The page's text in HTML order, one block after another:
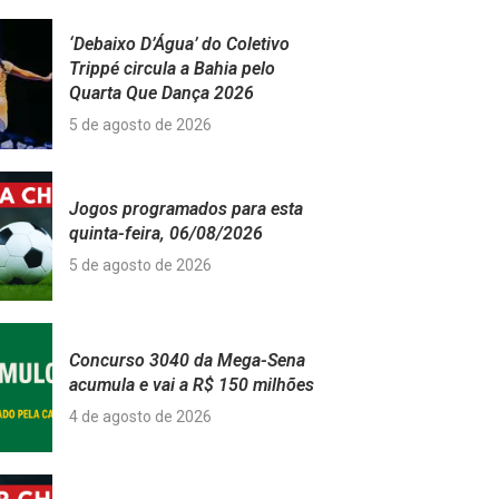
‘Debaixo D’Água’ do Coletivo
Trippé circula a Bahia pelo
Quarta Que Dança 2026
5 de agosto de 2026
Jogos programados para esta
quinta-feira, 06/08/2026
5 de agosto de 2026
Concurso 3040 da Mega-Sena
acumula e vai a R$ 150 milhões
4 de agosto de 2026